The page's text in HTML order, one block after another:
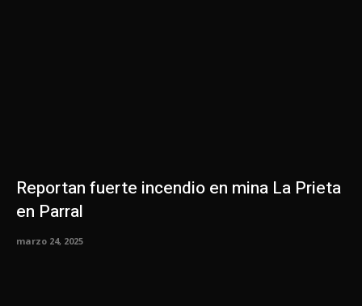
Reportan fuerte incendio en mina La Prieta
en Parral
marzo 24, 2025